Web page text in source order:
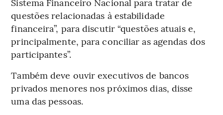
questões relacionadas à estabilidade
financeira”, para discutir “questões atuais e,
principalmente, para conciliar as agendas dos
participantes”.
Também deve ouvir executivos de bancos
privados menores nos próximos dias, disse
uma das pessoas.